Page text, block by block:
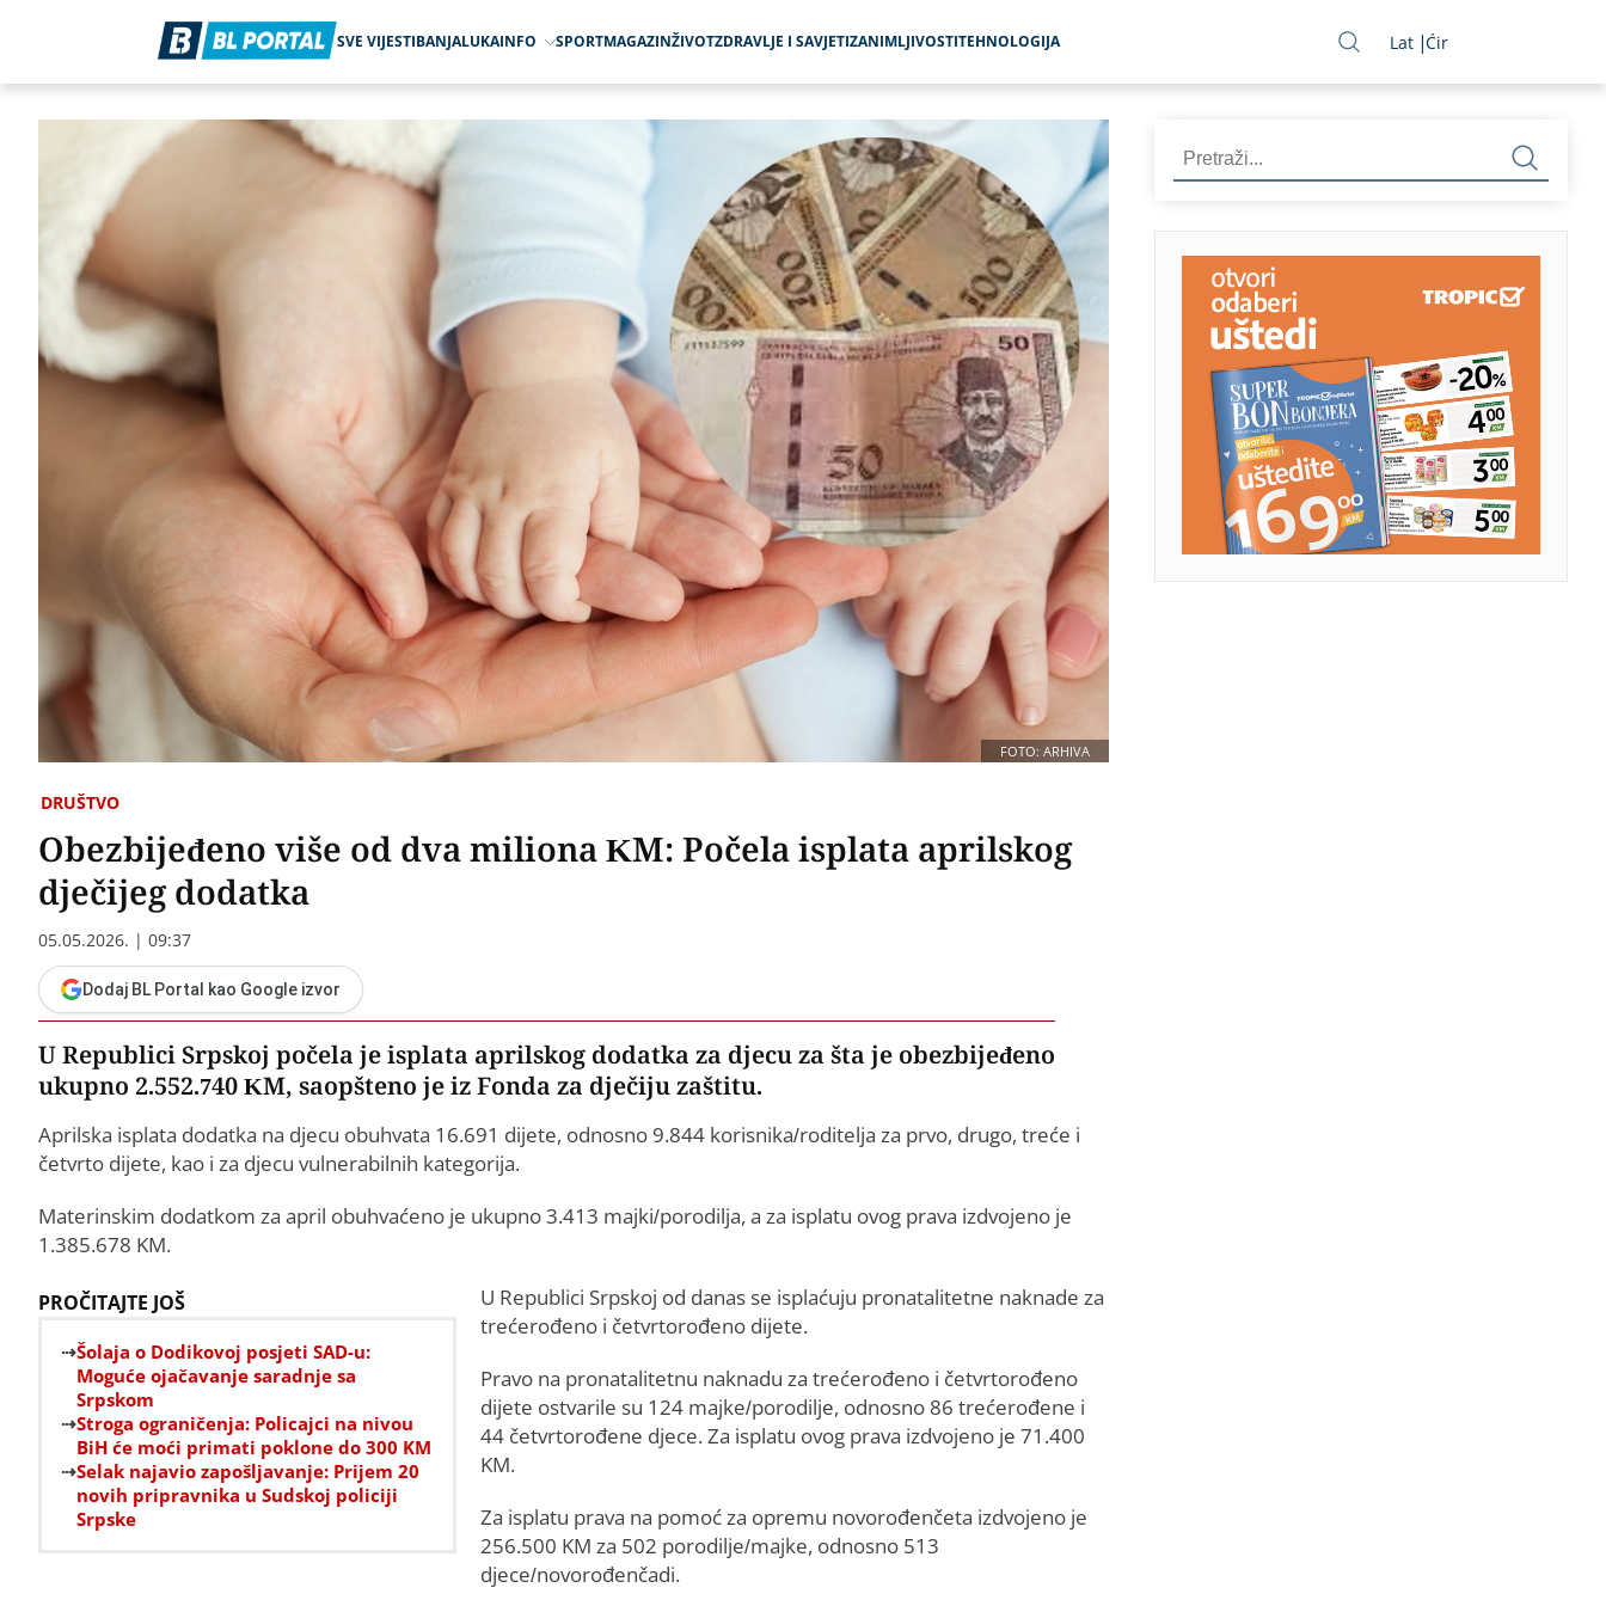
SVE VIJESTIBANJALUKAINFO SPORTMAGAZINŽIVOTZDRAVLJE I SAVJETIZANIMLJIVOSTITEHNOLOGIJA Lat Ćir
FOTO: ARHIVA
DRUŠTVO
Obezbijeđeno više od dva miliona KM: Počela isplata aprilskog
dječijeg dodatka
05.05.2026. | 09:37
Dodaj BL Portal kao Google izvor
U Republici Srpskoj počela je isplata aprilskog dodatka za djecu za šta je obezbijeđeno
ukupno 2.552.740 KM, saopšteno je iz Fonda za dječiju zaštitu.
Aprilska isplata dodatka na djecu obuhvata 16.691 dijete, odnosno 9.844 korisnika/roditelja za prvo, drugo, treće i
četvrto dijete, kao i za djecu vulnerabilnih kategorija.
Materinskim dodatkom za april obuhvaćeno je ukupno 3.413 majki/porodilja, a za isplatu ovog prava izdvojeno je
1.385.678 KM.
PROČITAJTE JOŠ
Šolaja o Dodikovoj posjeti SAD-u:
Moguće ojačavanje saradnje sa
Srpskom
Stroga ograničenja: Policajci na nivou
BiH će moći primati poklone do 300 KM
Selak najavio zapošljavanje: Prijem 20
novih pripravnika u Sudskoj policiji
Srpske
U Republici Srpskoj od danas se isplaćuju pronatalitetne naknade za
trećerođeno i četvrtorođeno dijete.
Pravo na pronatalitetnu naknadu za trećerođeno i četvrtorođeno
dijete ostvarile su 124 majke/porodilje, odnosno 86 trećerođene i
44 četvrtorođene djece. Za isplatu ovog prava izdvojeno je 71.400
KM.
Za isplatu prava na pomoć za opremu novorođenčeta izdvojeno je
256.500 KM za 502 porodilje/majke, odnosno 513
djece/novorođenčadi.